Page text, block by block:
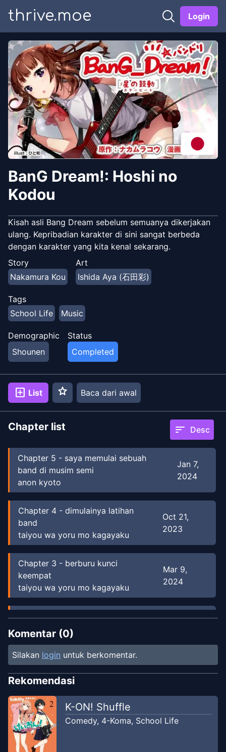
thrive.moe Login
BanG Dream!: Hoshi no
Kodou
Kisah asli Bang Dream sebelum semuanya dikerjakan
ulang. Kepribadian karakter di sini sangat berbeda
dengan karakter yang kita kenal sekarang.
Story
Nakamura Kou
Art
Ishida Aya (石田彩)
Tags
School Life
Music
Demographic
Shounen
Status
Completed
add_box List star Baca dari awal
Chapter list sort Desc
Chapter 5 - saya memulai sebuah
band di musim semi
anon kyoto
Jan 7,
2024
Chapter 4- dimulainya latihan
band
taiyou wa yoru mo kagayaku
Oct 21,
2023
Chapter 3 - berburu kunci
keempat
taiyou wa yoru mo kagayaku
Mar 9,
2024
Chapter2-Jalan Suara
taiyou wa yoru mo kagayaku
Chapter1- Pertemuan itu?
Jan 18, 2024
Komentar (0)
Silakan login untuk berkomentar.
Rekomendasi
K-ON! Shuffle
Comedy, 4-Koma, School Life